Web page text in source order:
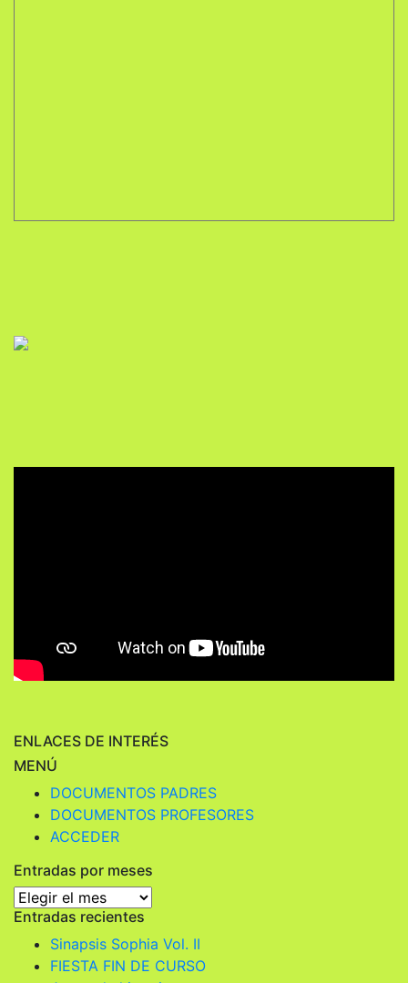
ENLACES DE INTERÉS
MENÚ
DOCUMENTOS PADRES
DOCUMENTOS PROFESORES
ACCEDER
Entradas por meses
Entradas
por
meses
Entradas recientes
Sinapsis Sophia Vol. II
FIESTA FIN DE CURSO